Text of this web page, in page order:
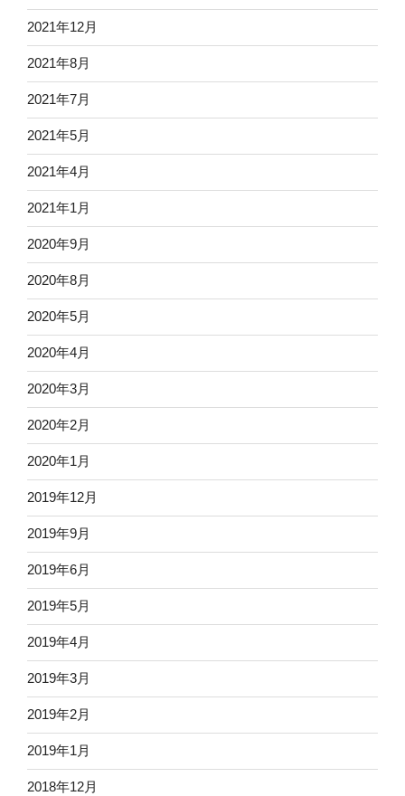
2021年12月
2021年8月
2021年7月
2021年5月
2021年4月
2021年1月
2020年9月
2020年8月
2020年5月
2020年4月
2020年3月
2020年2月
2020年1月
2019年12月
2019年9月
2019年6月
2019年5月
2019年4月
2019年3月
2019年2月
2019年1月
2018年12月